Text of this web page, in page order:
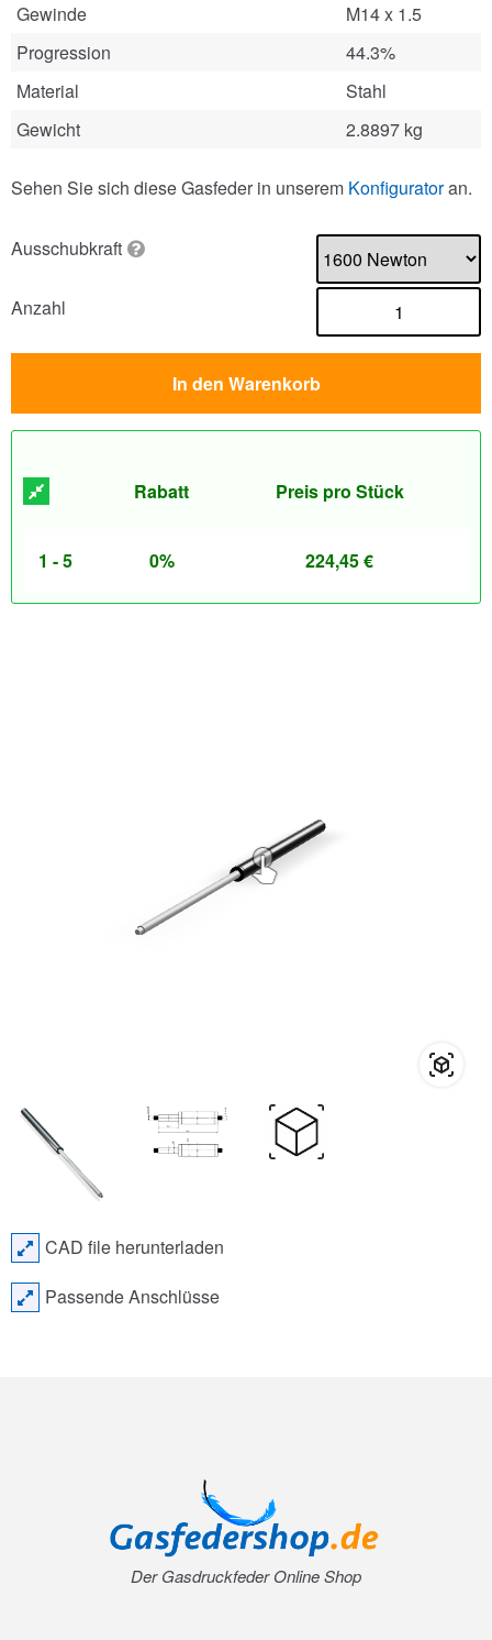
Gewinde
M14 x 1.5
Progression
44.3%
Material
Stahl
Gewicht
2.8897 kg
Sehen Sie sich diese Gasfeder in unserem Konfiguratoran.
Ausschubkraft
Anzahl
In den Warenkorb
Rabatt Preis pro Stück
1 - 5 0% 224,45€
CAD file herunterladen
Passende Anschlüsse
Der Gasdruckfeder Online Shop